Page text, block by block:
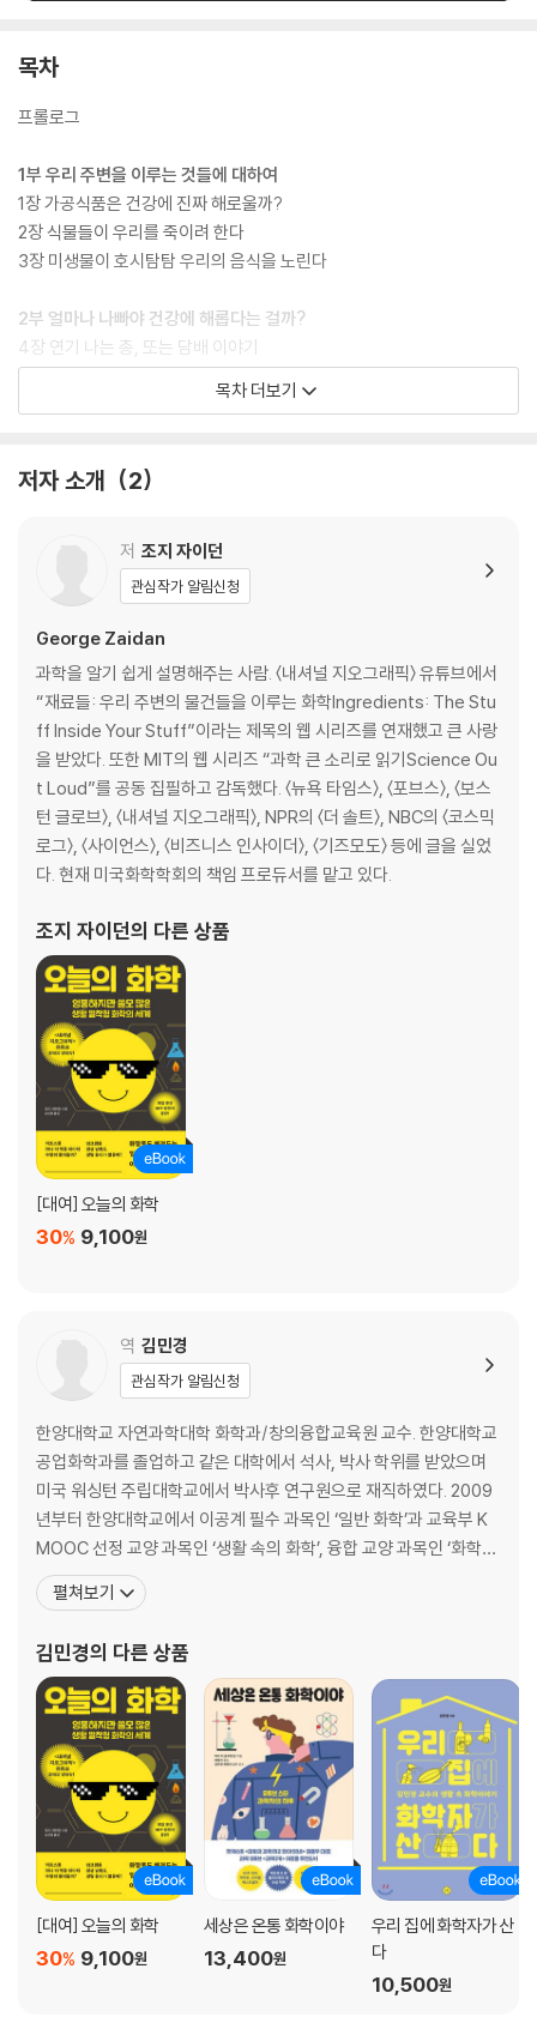
목차
프롤로그
1부 우리 주변을 이루는 것들에 대하여
1장 가공식품은 건강에 진짜 해로울까?
2장 식물들이 우리를 죽이려 한다
3장 미생물이 호시탐탐 우리의 음식을 노린다
2부 얼마나 나빠야 건강에 해롭다는 걸까?
4장 연기 나는 총, 또는 담배 이야기
5장 햇볕에 탄 숯덩이, 또는 선크림 이야기
7장 합리적 연관성을 찾아 떠나는 수학 동화
9장 뉴스가 우리를 혼란스럽게 하는 이유들
10장 그래서 나는 어떻게 해야 하지?
에필로그
부록
감사의 말
찾아보기
목차 더보기
저자 소개 2
저 조지 자이던
관심작가 알림신청
George Zaidan
과학을 알기 쉽게 설명해주는 사람. 〈내셔널 지오그래픽〉 유튜브에서
“재료들: 우리 주변의 물건들을 이루는 화학Ingredients: The Stu
ff Inside Your Stuff”이라는 제목의 웹 시리즈를 연재했고 큰 사랑
을 받았다. 또한 MIT의 웹 시리즈 “과학 큰 소리로 읽기Science Ou
t Loud”를 공동 집필하고 감독했다. 〈뉴욕 타임스〉, 〈포브스〉, 〈보스
턴 글로브〉, 〈내셔널 지오그래픽〉, NPR의 〈더 솔트〉, NBC의 〈코스믹
로그〉, 〈사이언스〉, 〈비즈니스 인사이더〉, 〈기즈모도〉 등에 글을 실었
다. 현재 미국화학학회의 책임 프로듀서를 맡고 있다.
조지 자이던의 다른 상품
[대여] 오늘의 화학
9,100원
30%
역 김민경
관심작가 알림신청
한양대학교 자연과학대학 화학과/창의융합교육원 교수. 한양대학교
공업화학과를 졸업하고 같은 대학에서 석사, 박사 학위를 받았으며
미국 워싱턴 주립대학교에서 박사후 연구원으로 재직하였다. 2009
년부터 한양대학교에서 이공계 필수 과목인 ‘일반 화학’과 교육부 K
MOOC 선정 교양 과목인 ‘생활 속의 화학’, 융합 교양 과목인 ‘화학의
변명’ 수업을 하고 있으며, 6개의 전문대학교 학생들을 대상으로 다
른 학교와의 교육 공유 과목인 ‘HY-LIVE 기초 화학’ 수업을 진행하고
Teacher’로 선정되었으며, 201
펼쳐보기
김민경의 다른 상품
[대여] 오늘의 화학
9,100원
30%
세상은 온통 화학이야
13,400원
우리 집에 화학자가 산
다
10,500원